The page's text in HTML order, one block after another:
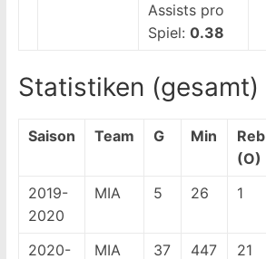
Assists pro
Spiel:0.38
Statistiken (gesamt)
Saison Team G Min
Reb
(O)
2019-
2020
MIA 5 26 1
2020- MIA 37 447 21